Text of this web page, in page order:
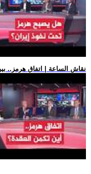
.. نقاش الساعة | اتفاق